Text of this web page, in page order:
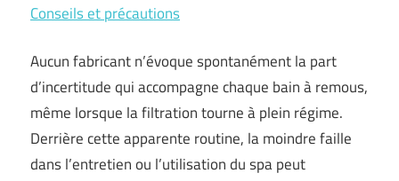
Conseils et précautions
Aucun fabricant n’évoque spontanément la part
d’incertitude qui accompagne chaque bain à remous,
même lorsque la filtration tourne à plein régime.
Derrière cette apparente routine, la moindre faille
dans l’entretien ou l’utilisation du spa peut